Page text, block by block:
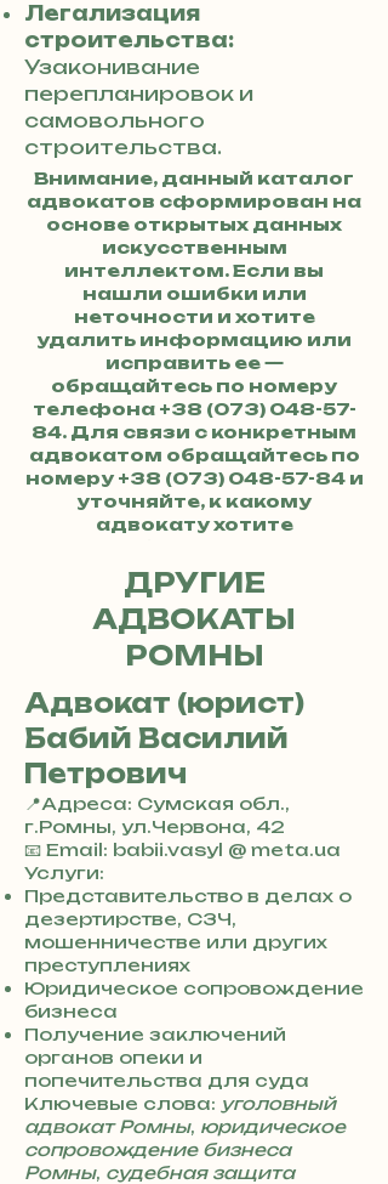
Легализация
строительства:
Узаконивание
перепланировок и
самовольного
строительства.
Внимание, данный каталог
адвокатов сформирован на
основе открытых данных
искусственным
интеллектом. Если вы
нашли ошибки или
неточности и хотите
удалить информацию или
исправить ее —
обращайтесь по номеру
телефона +38 (073) 048-57-
84. Для связи с конкретным
адвокатом обращайтесь по
номеру +38 (073) 048-57-84и
уточняйте, к какому
адвокату хотите
ДРУГИЕ
АДВОКАТЫ
РОМНЫ
Адвокат (юрист)
Бабий Василий
Петрович
📍Адреса: Сумская обл.,
г.Ромны, ул.Червона, 42
+
3
8
0
7
3
0
4
8
5
7
8
4
📧 Email: babii.vasyl @ meta.ua
Услуги:
Представительство в делах о
дезертирстве, СЗЧ,
мошенничестве или других
преступлениях
Юридическое сопровождение
бизнеса
Получение заключений
органов опеки и
попечительства для суда
Ключевые слова: уголовный
адвокат Ромны, юридическое
сопровождение бизнеса
Ромны, судебная защита